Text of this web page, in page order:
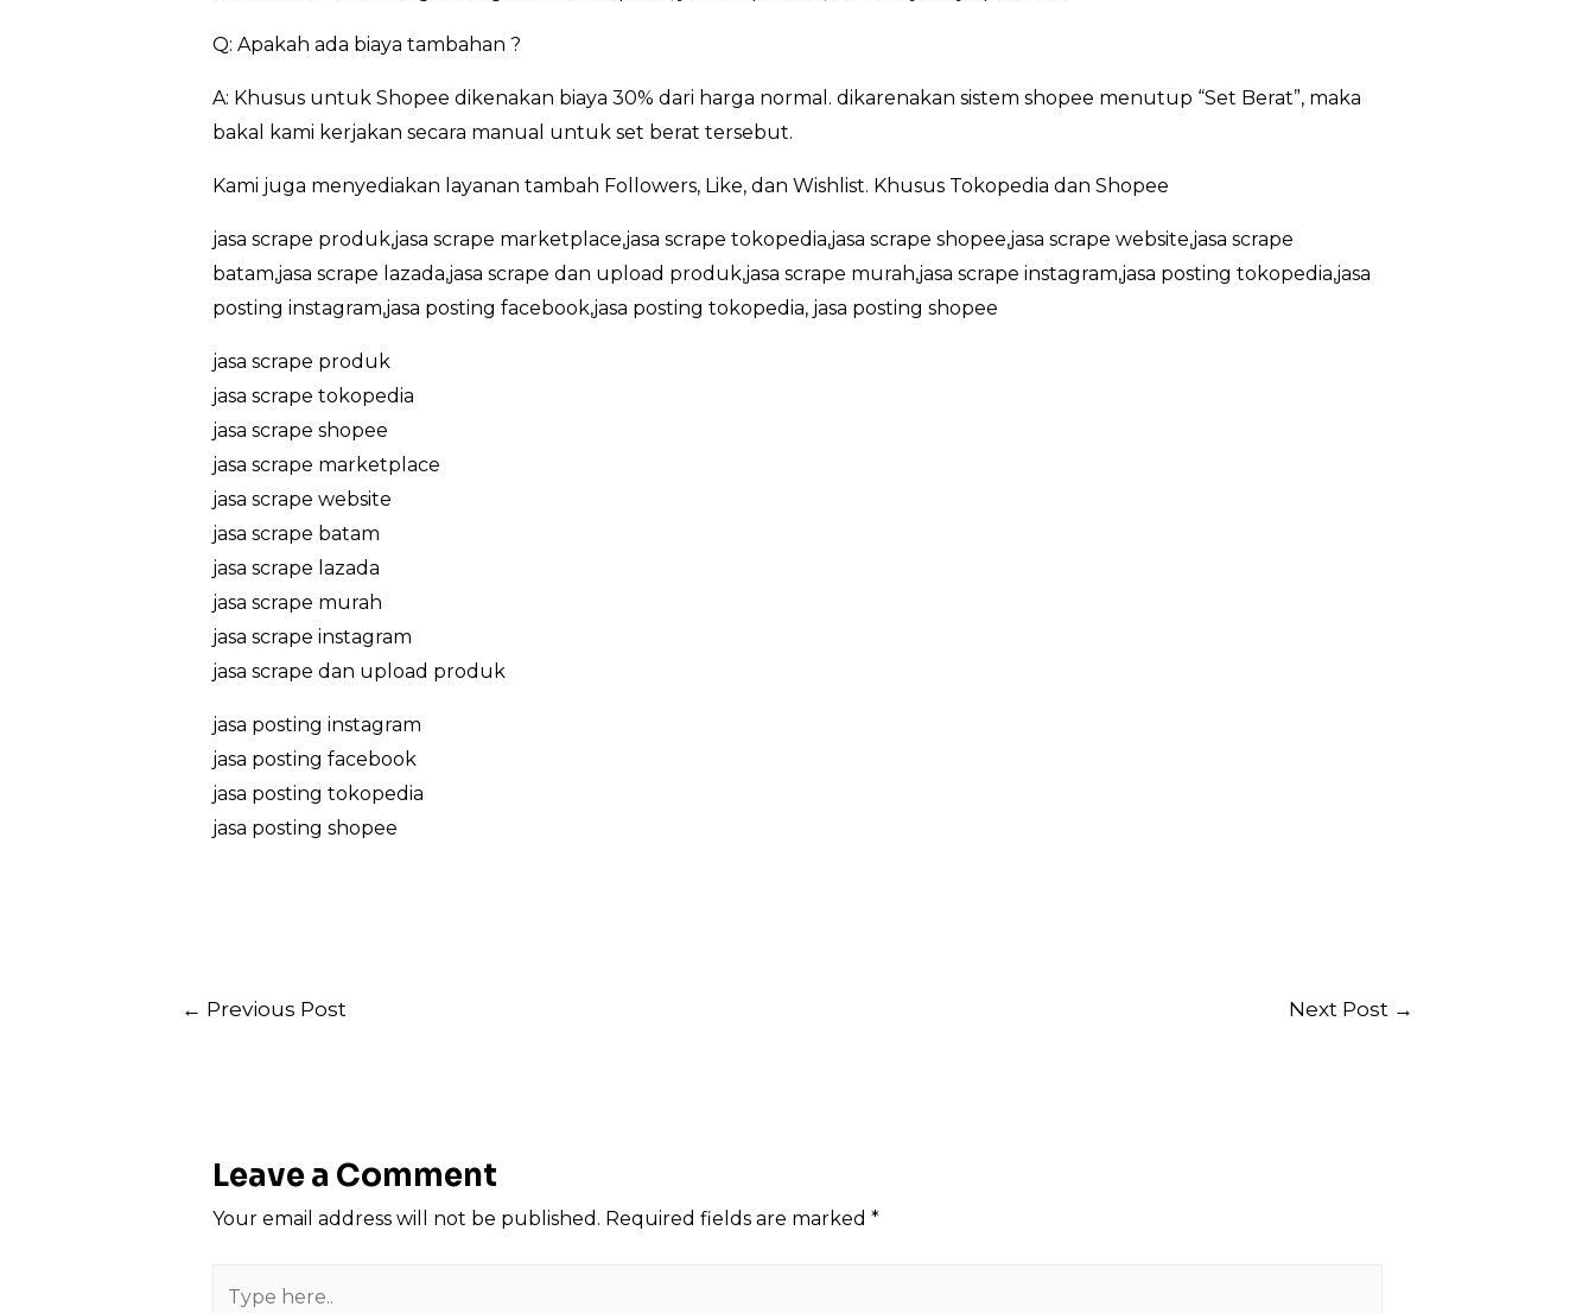
Q: Apakah ada biaya tambahan ?
A: Khusus untuk Shopee dikenakan biaya 30% dari harga normal. dikarenakan sistem shopee menutup “Set Berat”, maka
bakal kami kerjakan secara manual untuk set berat tersebut.
Kami juga menyediakan layanan tambah Followers, Like, dan Wishlist. Khusus Tokopedia dan Shopee
jasa scrape produk,jasa scrape marketplace,jasa scrape tokopedia,jasa scrape shopee,jasa scrape website,jasa scrape
batam,jasa scrape lazada,jasa scrape dan upload produk,jasa scrape murah,jasa scrape instagram,jasa posting tokopedia,jasa
posting instagram,jasa posting facebook,jasa posting tokopedia, jasa posting shopee
jasa scrape produk
jasa scrape tokopedia
jasa scrape shopee
jasa scrape marketplace
jasa scrape website
jasa scrape batam
jasa scrape lazada
jasa scrape murah
jasa scrape instagram
jasa scrape dan upload produk
jasa posting instagram
jasa posting facebook
jasa posting tokopedia
jasa posting shopee
Post
← Previous Post Next Post →
Leave a Comment
Your email address will not be published. Required fields are marked *